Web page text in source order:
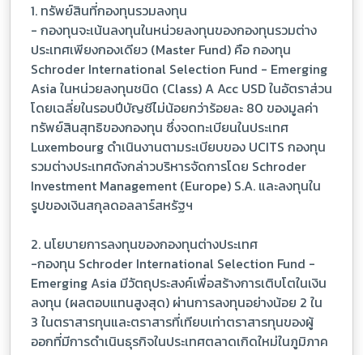
1. ทรัพย์สินที่กองทุนรวมลงทุน
- กองทุนจะเน้นลงทุนในหน่วยลงทุนของกองทุนรวมต่าง
ประเทศเพียงกองเดียว (Master Fund) คือ กองทุน
Schroder International Selection Fund - Emerging
Asia ในหน่วยลงทุนชนิด (Class) A Acc USD ในอัตราส่วน
โดยเฉลี่ยในรอบปีบัญชีไม่น้อยกว่าร้อยละ 80 ของมูลค่า
ทรัพย์สินสุทธิของกองทุน ซึ่งจดทะเบียนในประเทศ
Luxembourg ดำเนินงานตามระเบียบของ UCITS กองทุน
รวมต่างประเทศดังกล่าวบริหารจัดการโดย Schroder
Investment Management (Europe) S.A. และลงทุนใน
รูปของเงินสกุลดอลลาร์สหรัฐฯ
2. นโยบายการลงทุนของกองทุนต่างประเทศ
-กองทุน Schroder International Selection Fund -
Emerging Asia มีวัตถุประสงค์เพื่อสร้างการเติบโตในเงิน
ลงทุน (ผลตอบแทนสูงสุด) ผ่านการลงทุนอย่างน้อย 2 ใน
3 ในตราสารทุนและตราสารที่เทียบเท่าตราสารทุนของผู้
ออกที่มีการดำเนินธุรกิจในประเทศตลาดเกิดใหม่ในภูมิภาค